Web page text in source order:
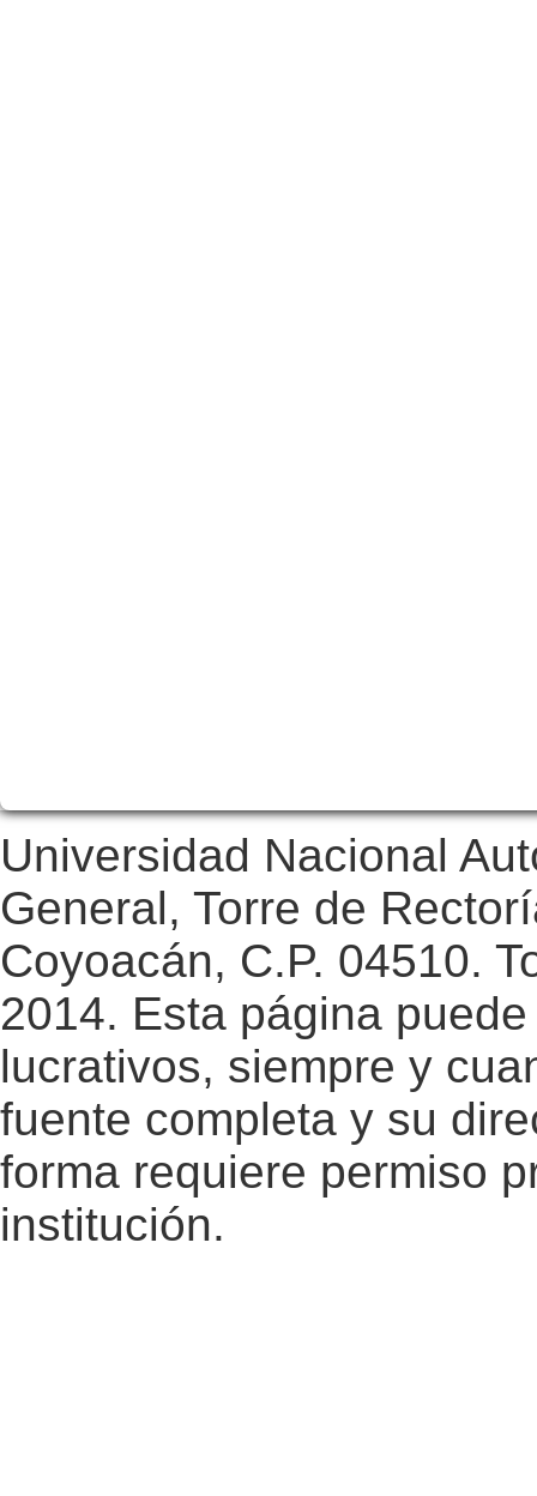
Universidad Nacional
General, Torre de
Coyoacán, C.P. 04510.
2014. Esta página
lucrativos, siempre y
fuente completa y su
forma requiere permiso
institución.